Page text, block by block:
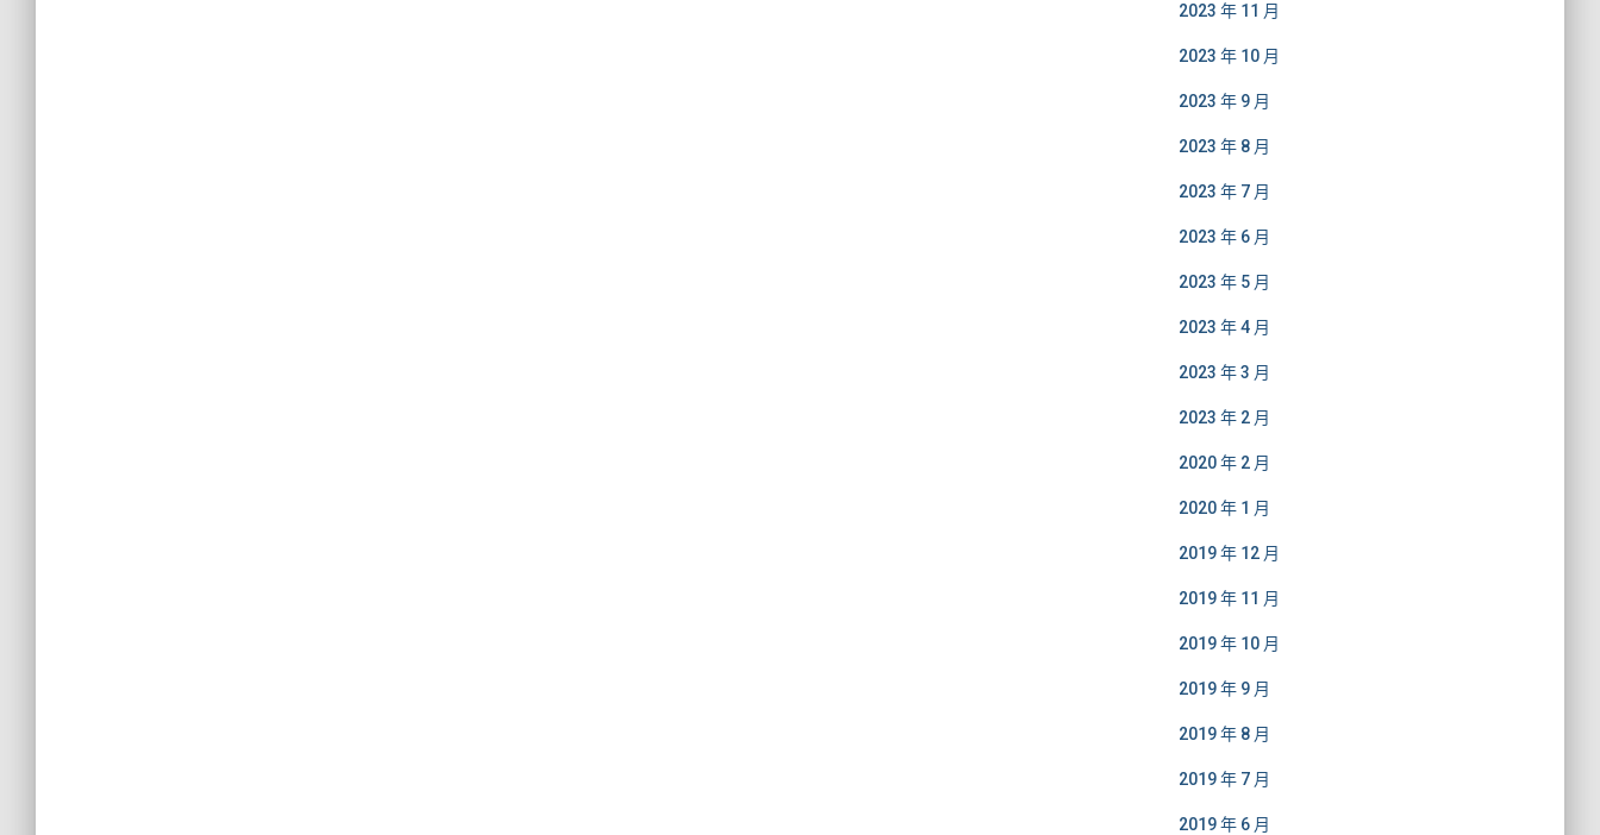
2023 年 11 月
2023 年 10 月
2023 年 9 月
2023 年 8 月
2023 年 7 月
2023 年 6 月
2023 年 5 月
2023 年 4 月
2023 年 3 月
2023 年 2 月
2020 年 2 月
2020 年 1 月
2019 年 12 月
2019 年 11 月
2019 年 10 月
2019 年 9 月
2019 年 8 月
2019 年 7 月
2019 年 6 月